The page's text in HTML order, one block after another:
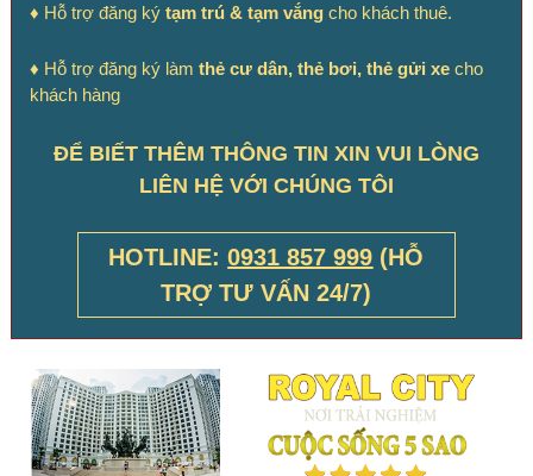
♦ Hỗ trợ đăng ký tạm trú & tạm vắng cho khách thuê.
♦ Hỗ trợ đăng ký làm thẻ cư dân, thẻ bơi, thẻ gửi xe cho
khách hàng
ĐỂ BIẾT THÊM THÔNG TIN XIN VUI LÒNG
LIÊN HỆ VỚI CHÚNG TÔI
HOTLINE:0931 857 999 (HỖ
TRỢ TƯ VẤN 24/7)